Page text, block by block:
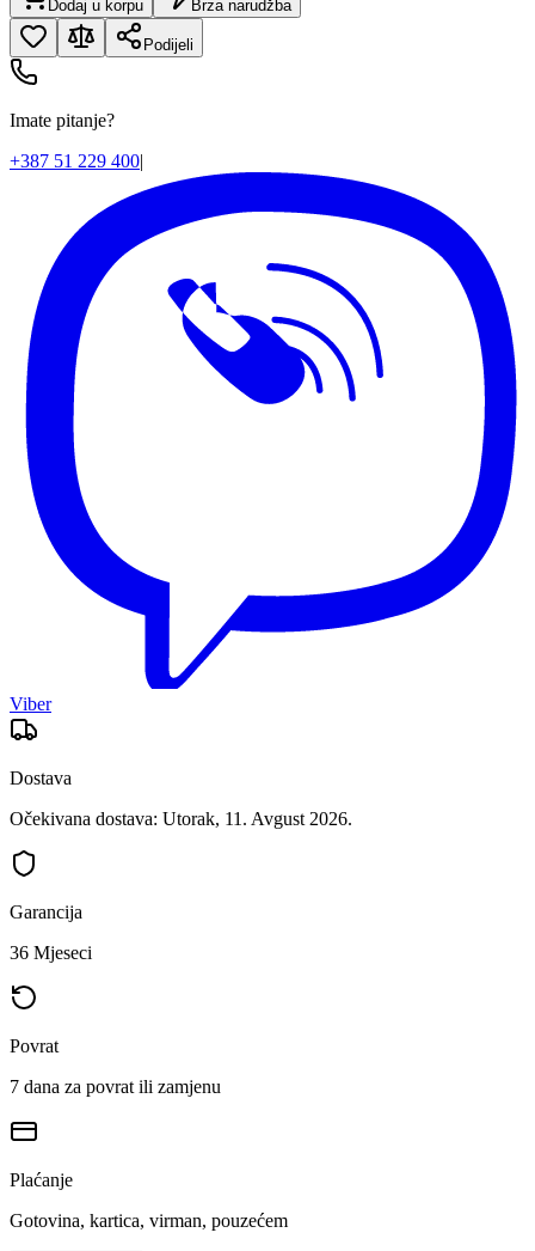
Dodaj u korpu Brza narudžba
Podijeli
Imate pitanje?
+387 51 229 400|
Viber
Dostava
Očekivana dostava: Utorak, 11. Avgust 2026.
Garancija
36 Mjeseci
Povrat
7 dana za povrat ili zamjenu
Plaćanje
Gotovina, kartica, virman, pouzećem